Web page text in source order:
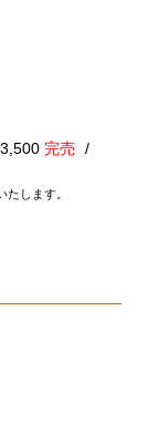
完売
します。